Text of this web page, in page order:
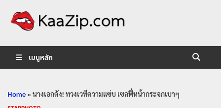
เมนูหลัก
Home»นางเอกดัง! ทวงเวทีความแซ่บ เซลฟี่หน้ากระจกเบาๆ